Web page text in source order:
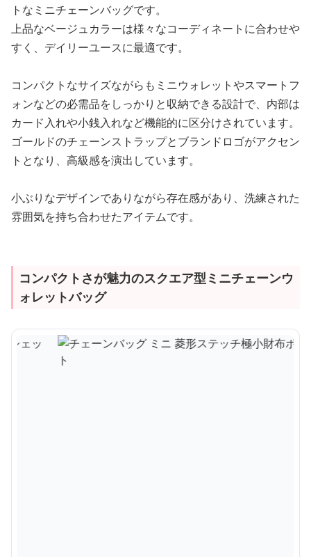
トなミニチェーンバッグです。
上品なベージュカラーは様々なコーディネートに合わせや
すく、デイリーユースに最適です。
コンパクトなサイズながらもミニウォレットやスマートフ
ォンなどの必需品をしっかりと収納できる設計で、内部は
カード入れや小銭入れなど機能的に区分けされています。
ゴールドのチェーンストラップとブランドロゴがアクセン
トとなり、高級感を演出しています。
小ぶりなデザインでありながら存在感があり、洗練された
雰囲気を持ち合わせたアイテムです。
コンパクトさが魅力のスクエア型ミニチェーンウ
ォレットバッグ